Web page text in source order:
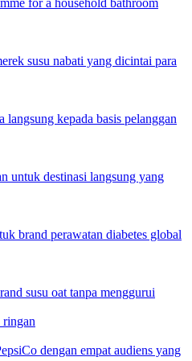
for a household bathroom
susu nabati yang dicintai para
kepada basis pelanggan
untuk destinasi langsung yang
brand perawatan diabetes global
susu oat tanpa menggurui
dengan empat audiens yang